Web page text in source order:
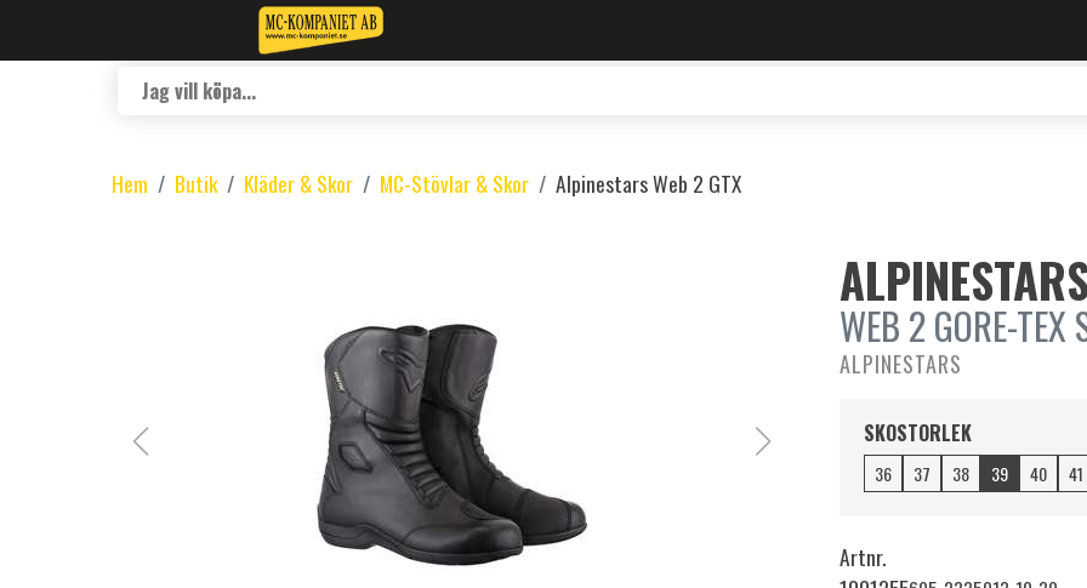
Hem Butik Kläder & Skor MC-Stövlar & Skor Alpinestars Web 2 GTX
WEB 2 GORE-TEX
ALPINESTARS
SKOSTORLEK
36 37 38 39 40 41
Artnr.